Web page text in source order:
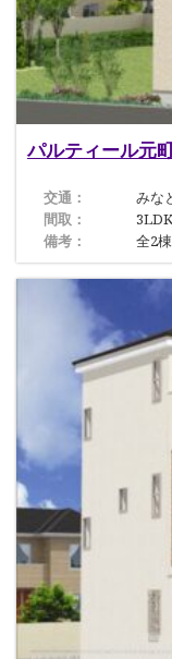
パルティール元
交通：
みな
間取：
3LDK
備考：
全2